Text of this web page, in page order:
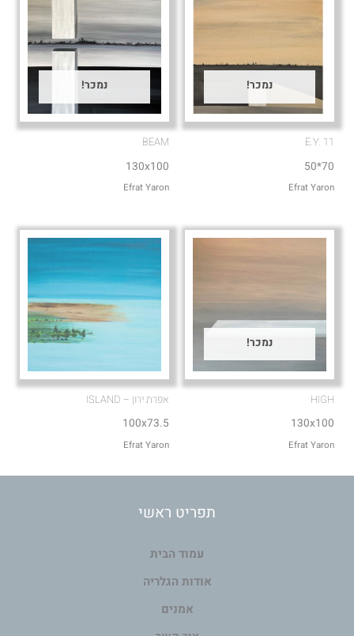
נמכר!
E.Y. 11
70*50
Efrat Yaron
נמכר!
BEAM
130x100
Efrat Yaron
נמכר!
HIGH
130x100
Efrat Yaron
אפרת ירון – ISLAND
100x73.5
Efrat Yaron
תפריט ראשי
עמוד הבית
אודות הגלריה
אמנים